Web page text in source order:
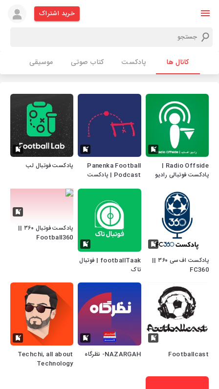
خرید اشتراک
کانال ها پادکست کتاب صوتی موسیقی
Radio Offside |
پادکست فوتبالی رادیو
Panenka Football
Podcast | پادکست
پادکست فوتبال لب
پادکست اف‌سی ۳۶۰ ||
FC360
footballTaak | فوتبال
تاک
پادکست فوتبال ۳۶۰ ||
Football360
Footballcast NAZARGAH- نظرگاه
Techchi, all about
Technology